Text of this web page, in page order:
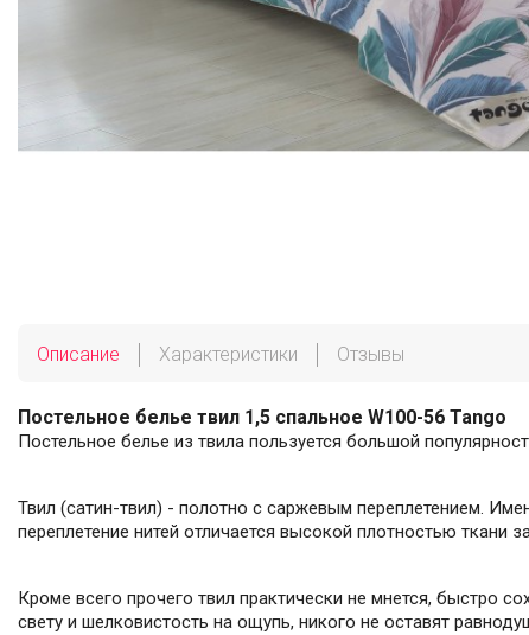
Описание Характеристики Отзывы
Постельное белье твил 1,5 спальное W100-56 Tango
Постельное белье из твила пользуется большой
Твил (сатин-твил) - полотно с саржевым переплетением.
переплетение нитей отличается высокой плотностью ткани
Кроме всего прочего твил практически не мнется, быстро
свету и шелковистость на ощупь, никого не оставят